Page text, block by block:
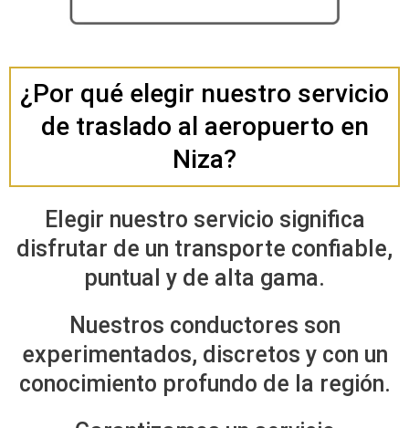
¿Por qué elegir nuestro servicio
de traslado al aeropuerto en
Niza?
Elegir nuestro servicio significa
disfrutar de un transporte confiable,
puntual y de alta gama.
Nuestros conductores son
experimentados, discretos y con un
conocimiento profundo de la región.